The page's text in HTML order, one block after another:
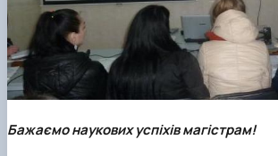
Бажаємо наукових успіхів магістрам!